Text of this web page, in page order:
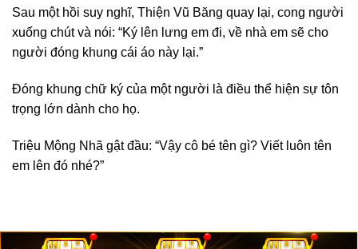
Sau một hồi suy nghĩ, Thiện Vũ Băng quay lại, cong người
xuống chút và nói: “Ký lên lưng em đi, về nhà em sẽ cho
người đóng khung cái áo này lại.”
Đóng khung chữ ký của một người là điều thể hiện sự tôn
trọng lớn dành cho họ.
Triệu Mộng Nhã gật đầu: “Vậy cô bé tên gì? Viết luôn tên
em lên đó nhé?”